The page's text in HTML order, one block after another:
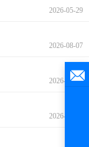
2026-05-29
2026-08-07
2026-08-07
2026-08-07